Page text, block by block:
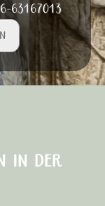
63167013
in der